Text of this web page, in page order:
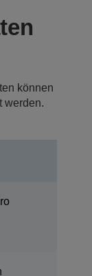
können
werden.